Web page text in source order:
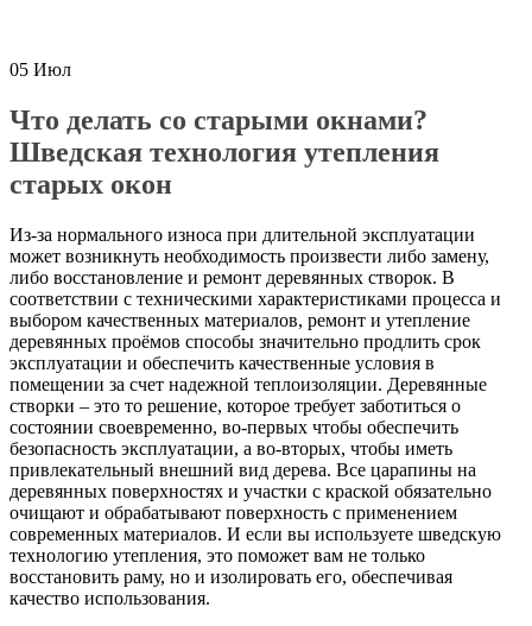
05 Июл
Что делать со старыми окнами?
Шведская технология утепления
старых окон
Из-за нормального износа при длительной эксплуатации
может возникнуть необходимость произвести либо замену,
либо восстановление и ремонт деревянных створок. В
соответствии с техническими характеристиками процесса и
выбором качественных материалов, ремонт и утепление
деревянных проёмов способы значительно продлить срок
эксплуатации и обеспечить качественные условия в
помещении за счет надежной теплоизоляции. Деревянные
створки – это то решение, которое требует заботиться о
состоянии своевременно, во-первых чтобы обеспечить
безопасность эксплуатации, а во-вторых, чтобы иметь
привлекательный внешний вид дерева. Все царапины на
деревянных поверхностях и участки с краской обязательно
очищают и обрабатывают поверхность с применением
современных материалов. И если вы используете шведскую
технологию утепления, это поможет вам не только
восстановить раму, но и изолировать его, обеспечивая
качество использования.